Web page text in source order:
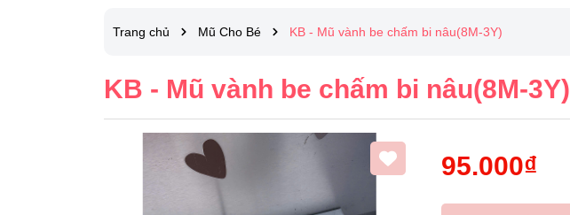
Trang chủ Mũ Cho Bé KB - Mũ vành be chấm bi nâu(8M-3Y)
KB - Mũ vành be chấm bi nâu(8M-3Y)
95.000₫